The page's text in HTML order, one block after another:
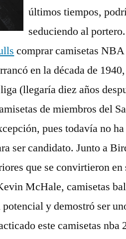
últimos tiempos,
seduciendo al
comprar camisetas
en la década de
(llegaría diez años
de miembros del
pues todavía no
ser candidato. Junto a
que se convirtieron en
McHale, camisetas
y demostró ser
este camisetas nba